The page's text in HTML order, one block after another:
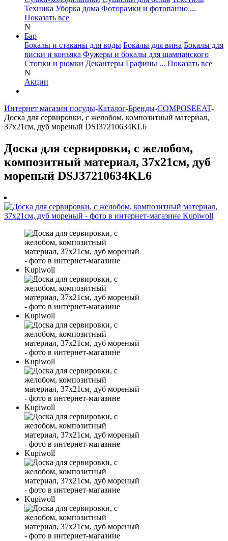
Техника Уборка дома Фоторамки и фотопанно ...
Показать все
N
Бар
Бокалы и стаканы для воды Бокалы для вина Бокалы для
виски и коньяка Фужеры и бокалы для шампанского
Стопки и рюмки Декантеры Графины ... Показать все
N
Акции
Интернет магазин посуды-Каталог-Бренды-COMPOSEEAT-
Доска для сервировки, с желобом, композитный материал,
37х21см, дуб мореный DSJ37210634KL6
Доска для сервировки, с желобом,
композитный материал, 37х21см, дуб
мореный DSJ37210634KL6